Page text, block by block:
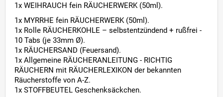
1x WEIHRAUCH fein RÄUCHERWERK (50ml).
1x MYRRHE fein RÄUCHERWERK (50ml).
1x Rolle RÄUCHERKOHLE – selbstentzündend + rußfrei -
10 Tabs (je 33mm Ø).
1x RÄUCHERSAND (Feuersand).
1x Allgemeine RÄUCHERANLEITUNG - RICHTIG
RÄUCHERN mit RÄUCHERLEXIKON der bekannten
Räucherstoffe von A-Z.
1x STOFFBEUTEL Geschenksäckchen.